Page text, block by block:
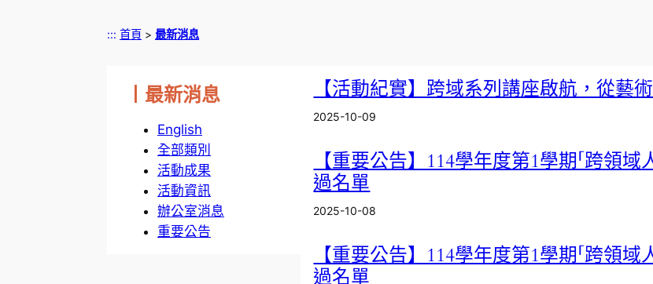
::: 首頁 > 最新消息
丨最新消息
English
全部類別
活動成果
活動資訊
辦公室消息
重要公告
【活動紀實】跨域系列講座啟航，從藝
2025-10-09
【重要公告】114學年度第1學期「跨領
過名單
2025-10-08
【重要公告】114學年度第1學期「跨領
過名單